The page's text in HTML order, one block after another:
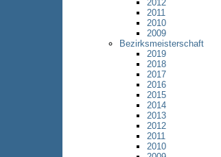
2012
2011
2010
2009
Bezirksmeisterschaft
2019
2018
2017
2016
2015
2014
2013
2012
2011
2010